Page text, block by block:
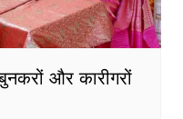
और कारीगरों